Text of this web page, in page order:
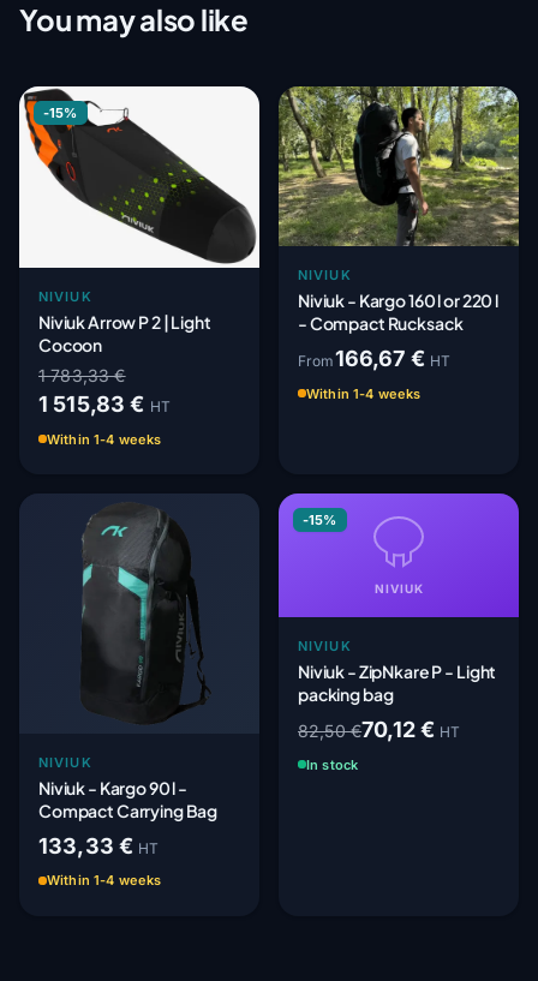
You may also like
-15%
NIVIUK
Niviuk Arrow P 2 | Light
Cocoon
1 783,33 €
1 515,83 € HT
Within 1-4 weeks
NIVIUK
Niviuk - Kargo 160 l or 220 l
- Compact Rucksack
From166,67 € HT
Within 1-4 weeks
NIVIUK
Niviuk - Kargo 90 l -
Compact Carrying Bag
133,33 € HT
Within 1-4 weeks
NIVIUK
-15%
NIVIUK
Niviuk - ZipNkare P - Light
packing bag
82,50 €70,12 € HT
In stock